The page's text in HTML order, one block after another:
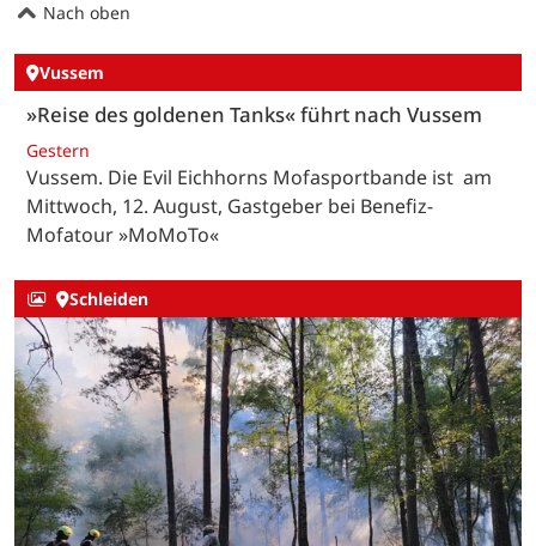
Nach oben
Vussem
»Reise des goldenen Tanks« führt nach Vussem
Gestern
Vussem. Die Evil Eichhorns Mofasportbande ist am
Mittwoch, 12. August, Gastgeber bei Benefiz-
Mofatour »MoMoTo«
Schleiden